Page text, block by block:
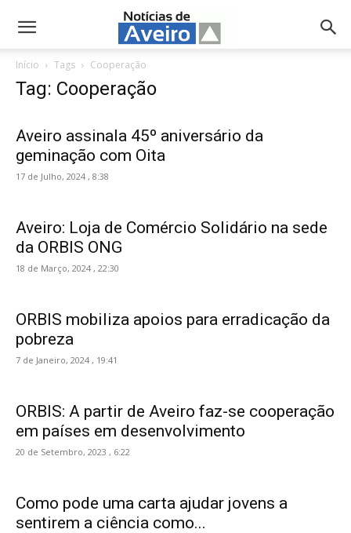
NotíciasdeAveiro.pt
Início Tags Cooperação
Tag: Cooperação
Aveiro assinala 45º aniversário da
geminação com Oita
17 de Julho, 2024 , 8:38
Aveiro: Loja de Comércio Solidário na sede
da ORBIS ONG
18 de Março, 2024 , 22:30
ORBIS mobiliza apoios para erradicação da
pobreza
7 de Janeiro, 2024 , 19:41
ORBIS: A partir de Aveiro faz-se cooperação
em países em desenvolvimento
20 de Setembro, 2023 , 6:22
Como pode uma carta ajudar jovens a
sentirem a ciência como...